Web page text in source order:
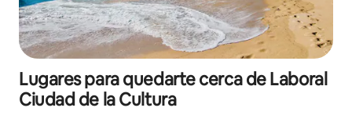
Lugares para quedarte cerca de Laboral
Ciudad de la Cultura